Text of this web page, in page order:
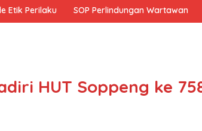
Etik Perilaku SOP Perlindungan Wartawan
HUT Soppeng ke